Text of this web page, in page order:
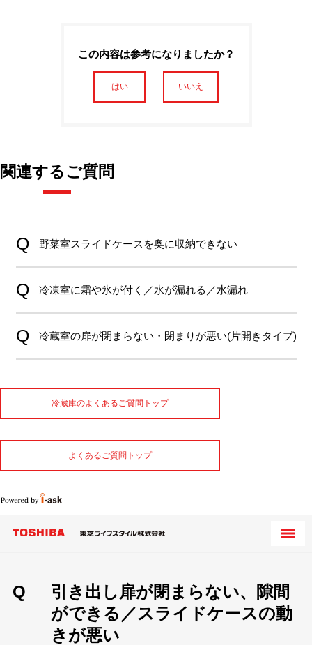
Q
引き出し扉が閉まらない、隙間
ができる／スライドケースの動
きが悪い
この内容は参考になりましたか？
はい いいえ
関連するご質問
野菜室スライドケースを奥に収納できない
冷凍室に霜や氷が付く／水が漏れる／水漏れ
冷蔵室の扉が閉まらない・閉まりが悪い(片開きタイプ)
冷蔵庫のよくあるご質問トップ
よくあるご質問トップ